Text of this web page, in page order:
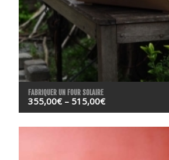
FABRIQUER UN FOUR SOLAIRE
355,00€– 515,00€